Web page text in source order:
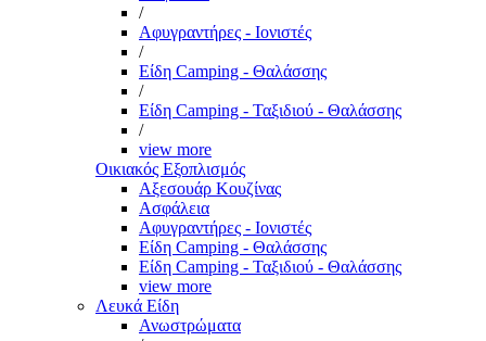
/
Αφυγραντήρες - Ιονιστές
/
Είδη Camping - Θαλάσσης
/
Είδη Camping - Ταξιδιού - Θαλάσσης
/
view more
Οικιακός Εξοπλισμός
Αξεσουάρ Κουζίνας
Ασφάλεια
Αφυγραντήρες - Ιονιστές
Είδη Camping - Θαλάσσης
Είδη Camping - Ταξιδιού - Θαλάσσης
view more
Λευκά Είδη
Ανωστρώματα